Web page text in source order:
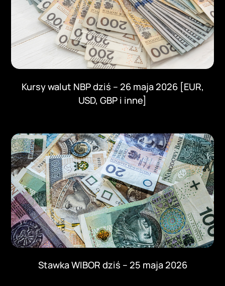
Kursy walut NBP dziś – 26 maja 2026 [EUR,
USD, GBP i inne]
Stawka WIBOR dziś – 25 maja 2026